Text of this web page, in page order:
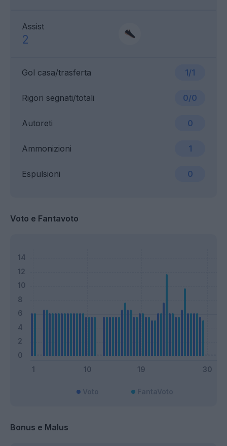
Assist
2
Gol casa/trasferta 1/1
Ammonizioni 1
Rigori segnati/totali 0/0
Espulsioni 0
Autoreti 0
Voto e Fantavoto
Bonus e Malus